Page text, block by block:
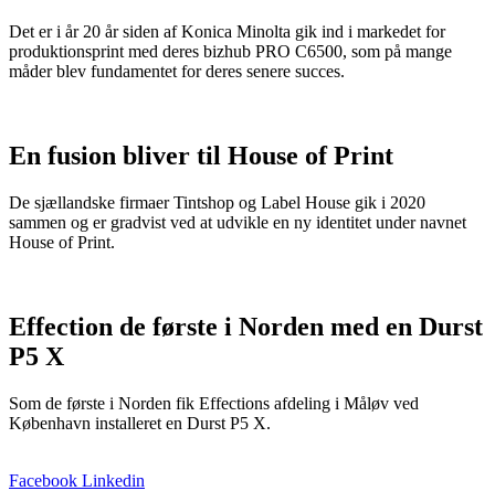
Det er i år 20 år siden af Konica Minolta gik ind i markedet for
produktionsprint med deres bizhub PRO C6500, som på mange
måder blev fundamentet for deres senere succes.
En fusion bliver til House of Print
De sjællandske firmaer Tintshop og Label House gik i 2020
sammen og er gradvist ved at udvikle en ny identitet under navnet
House of Print.
Effection de første i Norden med en Durst
P5 X
Som de første i Norden fik Effections afdeling i Måløv ved
København installeret en Durst P5 X.
Facebook Linkedin